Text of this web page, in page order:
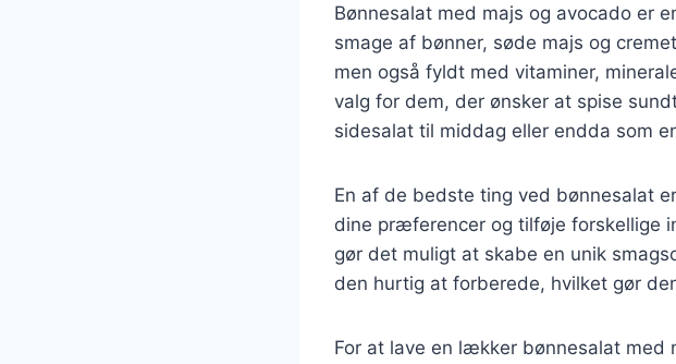
Bønnesalat med majs og avocado er
smage af bønner, søde majs og
men også fyldt med vitaminer,
valg for dem, der ønsker at spise
sidesalat til middag eller endda som
En af de bedste ting ved bønnesalat
dine præferencer og tilføje forskellige
gør det muligt at skabe en unik
den hurtig at forberede, hvilket gør
For at lave en lækker bønnesalat